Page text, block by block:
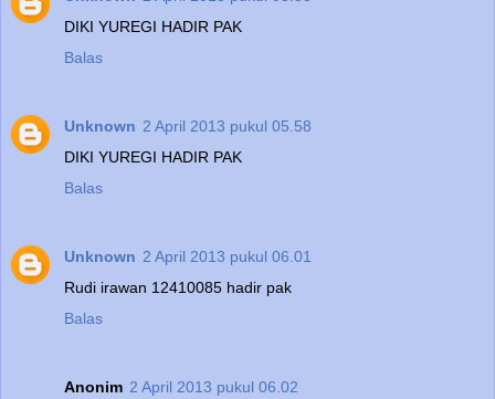
DIKI YUREGI HADIR PAK
Balas
Unknown 2 April 2013 pukul 05.58
DIKI YUREGI HADIR PAK
Balas
Unknown 2 April 2013 pukul 06.01
Rudi irawan 12410085 hadir pak
Balas
Anonim 2 April 2013 pukul 06.02